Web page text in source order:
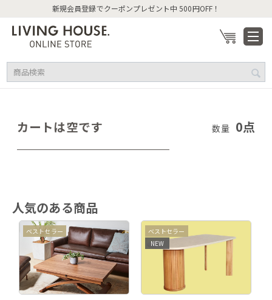
新規会員登録でクーポンプレゼント中 500円OFF！
カートは空です 数量 0点
人気のある商品
ベストセラー
ベストセラー
NEW